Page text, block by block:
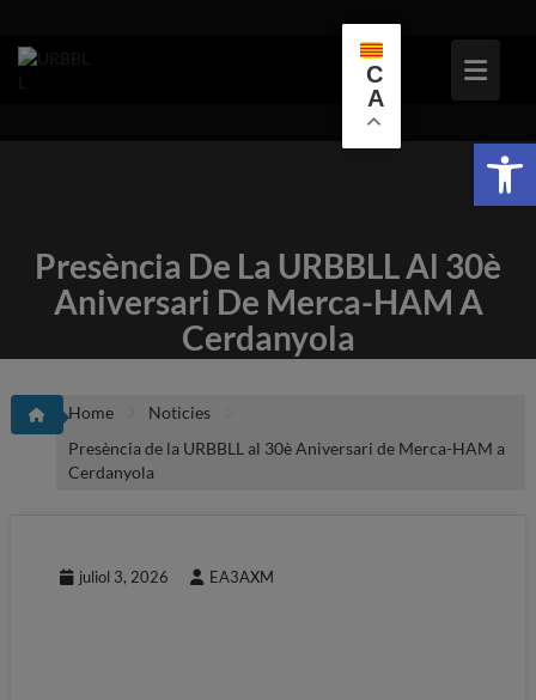
content
Presència De La URBBLL Al 30è
Aniversari De Merca-HAM A
Cerdanyola
Home
Noticies
Presència de la URBBLL al 30è Aniversari de Merca-HAM a
Cerdanyola
juliol 3, 2026 EA3AXM
C
A